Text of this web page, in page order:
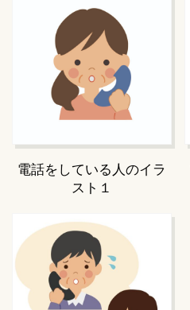
電話をしている人のイラ
スト１